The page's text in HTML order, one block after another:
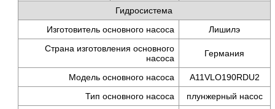
Гидросистема
Изготовитель основного насоса
Лишилэ
Страна изготовления основного
насоса
Германия
Модель основного насоса
A11VLO190RDU2
Тип основного насоса
плунжерный насос